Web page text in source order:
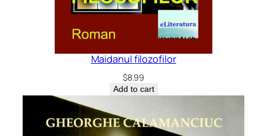
Maidanul filozofilor
$8.99
Add to cart